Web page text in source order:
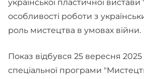
української пластичної вистави
особливості роботи з
роль мистецтва в умовах війни.
Показ відбувся 25 вересня
спеціальної програми